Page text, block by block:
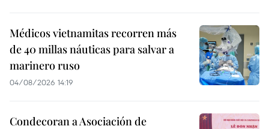
Médicos vietnamitas recorren más
de 40 millas náuticas para salvar a
marinero ruso
04/08/2026 14:19
Condecoran a Asociación de